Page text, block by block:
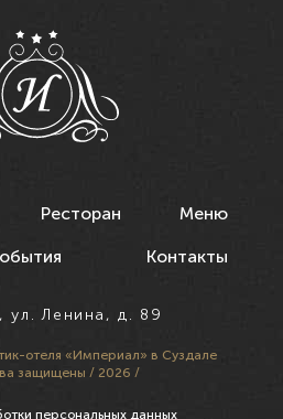
Ресторан Меню
Контакты
ул. Ленина, д. 89
отеля «Империал» в Суздале
защищены / 2026 /
персональных данных